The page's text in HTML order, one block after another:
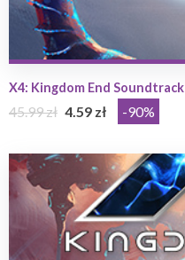
X4: Kingdom End Soundtrack
45.99 zł 4.59 zł -90%